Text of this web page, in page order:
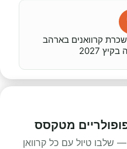
קרוואנים בארהב
2027
מטקסס
שלבו טיול עם כל קרוואן